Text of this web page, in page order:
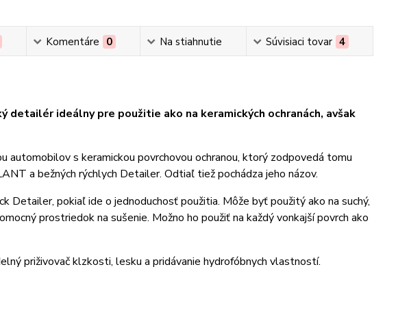
Komentáre 0 Na stiahnutie Súvisiaci tovar 4
detailér ideálny pre použitie ako na keramických ochranách, avšak
automobilov s keramickou povrchovou ochranou, ktorý zodpovedá tomu
a bežných rýchlych Detailer. Odtiaľ tiež pochádza jeho názov.
Detailer, pokiaľ ide o jednoduchosť použitia. Môže byť použitý ako na suchý,
prostriedok na sušenie. Možno ho použiť na každý vonkajší povrch ako
priživovač klzkosti, lesku a pridávanie hydrofóbnych vlastností.